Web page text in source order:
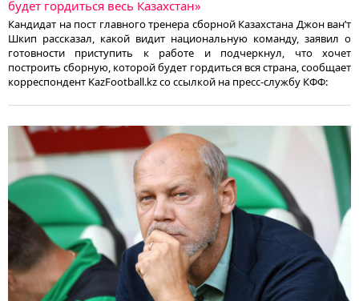
будет гордиться весь Казахстан»
Кандидат на пост главного тренера сборной Казахстана Джон ван’т
Шкип рассказал, какой видит национальную команду, заявил о
готовности приступить к работе и подчеркнул, что хочет
построить сборную, которой будет гордиться вся страна, сообщает
корреспондент KazFootball.kz со ссылкой на пресс-службу КФФ: